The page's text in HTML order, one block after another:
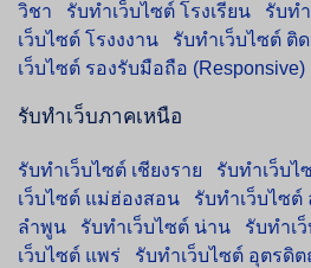
วิชา
รับทำเว็บไซต์ โรงเรียน รับท
เว็บไซต์ โรงงงาน
รับทำเว็บไซต์ ติ
เว็บไซต์ รองรับมือถือ (Responsive)
รับทำเว็บภาคเหนือ
รับทำเว็บไซต์ เชียงราย รับทำเว็บไ
เว็บไซต์ แม่ฮ่องสอน
รับทำเว็บไซต์
ลำพูน
รับทำเว็บไซต์ น่าน รับทำเ
เว็บไซต์ แพร่
รับทำเว็บไซต์ อุตรดิต